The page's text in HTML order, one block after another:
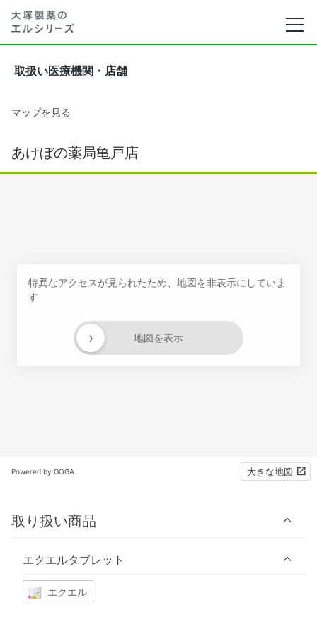
取扱い医療機関・店舗
マップを見る
あけぼの薬局亀戸店
特異なアクセスが見られたため、地図を非表示にしていま
す
地図を表示
›
Powered by GOGA 大きな地図
取り扱い商品
エクエルタブレット
エクエル